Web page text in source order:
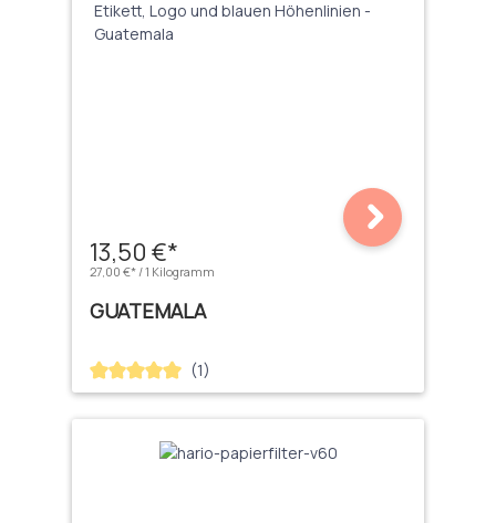
13,50 €*
27,00 €* / 1 Kilogramm
GUATEMALA
Durchschnittliche Bewertung von 5 von 5 Sternen
(1)